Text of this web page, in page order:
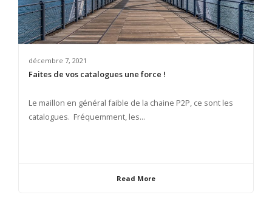
décembre 7, 2021
Faites de vos catalogues une force !
Le maillon en général faible de la chaine P2P, ce sont les
catalogues. Fréquemment, les...
Read More